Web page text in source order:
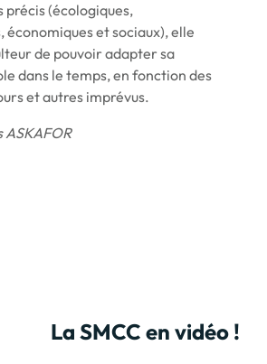
précis (écologiques,
et sociaux), elle
de pouvoir adapter sa
dans le temps, en fonction des
et autres imprévus.
ASKAFOR
La SMCC en vidéo !